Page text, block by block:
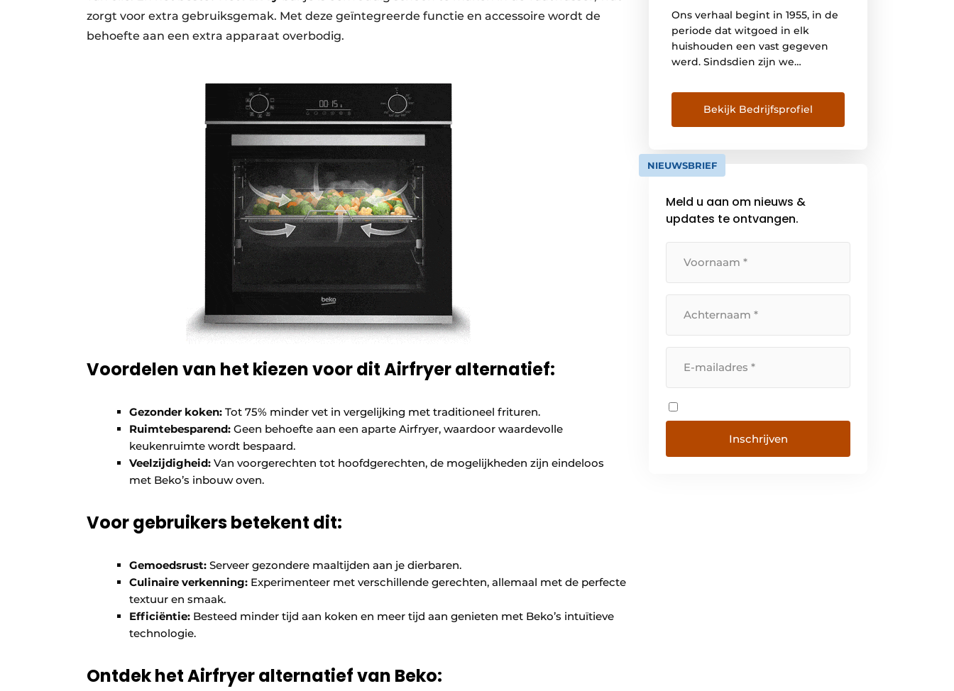
zorgt voor extra gebruiksgemak. Met deze geïntegreerde functie en accessoire wordt de
behoefte aan een extra apparaat overbodig.
Voordelen van het kiezen voor dit Airfryer alternatief:
Gezonder koken: Tot 75% minder vet in vergelijking met traditioneel frituren.
Ruimtebesparend: Geen behoefte aan een aparte Airfryer, waardoor waardevolle
keukenruimte wordt bespaard.
Veelzijdigheid: Van voorgerechten tot hoofdgerechten, de mogelijkheden zijn eindeloos
met Beko’s inbouw oven.
Voor gebruikers betekent dit:
Gemoedsrust: Serveer gezondere maaltijden aan je dierbaren.
Culinaire verkenning: Experimenteer met verschillende gerechten, allemaal met de perfecte
textuur en smaak.
Efficiëntie: Besteed minder tijd aan koken en meer tijd aan genieten met Beko’s intuïtieve
technologie.
Ontdek het Airfryer alternatief van Beko:
Ons verhaal begint in 1955, in de
periode dat witgoed in elk
huishouden een vast gegeven
werd. Sindsdien zijn we
favoriete merk van vrijstaande
huishoudelijke apparaten. De
afgelopen twintig jaar hebben
het leven van onze klanten
gemakkelijker en gezonder te
de praktische […]
Bekijk Bedrijfsprofiel
NIEUWSBRIEF
Meld u aan om nieuws &
updates te ontvangen.